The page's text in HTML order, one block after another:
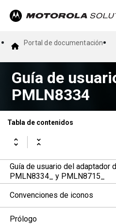
Portal de documentación
Guía de
PMLN8334
Tabla de contenidos
Guía de usuario del adaptador
PMLN8334_ y PMLN8715_
Convenciones de iconos
Prólogo